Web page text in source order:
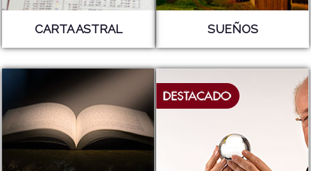
CARTA ASTRAL SUEÑOS